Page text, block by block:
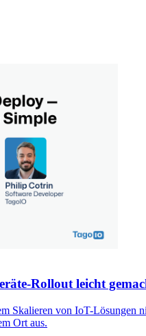
Rollout leicht
Skalieren von IoT-Lösungen
Ort aus.